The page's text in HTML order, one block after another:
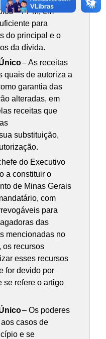
– FPM, em
para
do principal e o
da dívida.
– As receitas
quais de autoriza a
garantia das
alteradas, em
receitas que
substituição,
do Executivo
a constituir o
de Minas Gerais
com
para
das
mencionadas no
os recursos
esses recursos
for devido por
se refere o artigo
– Os poderes
casos de
e se